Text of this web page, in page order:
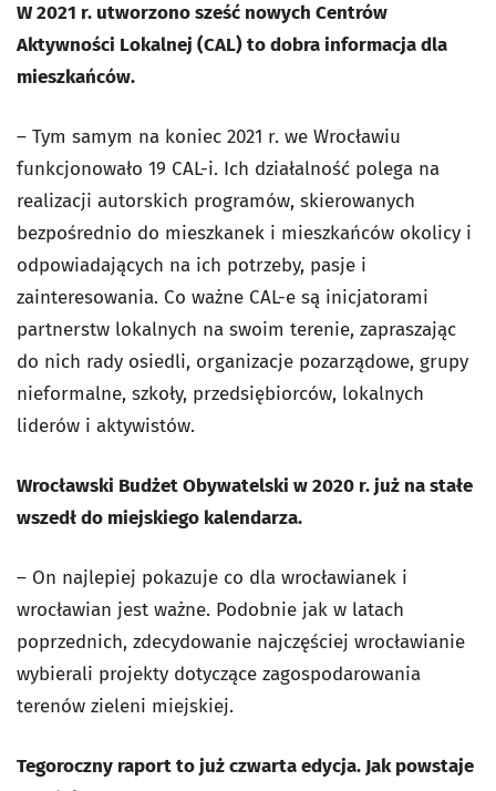
W 2021 r. utworzono sześć nowych Centrów
Aktywności Lokalnej (CAL) to dobra informacja dla
mieszkańców.
– Tym samym na koniec 2021 r. we Wrocławiu
funkcjonowało 19 CAL-i. Ich działalność polega na
realizacji autorskich programów, skierowanych
bezpośrednio do mieszkanek i mieszkańców okolicy i
odpowiadających na ich potrzeby, pasje i
zainteresowania. Co ważne CAL-e są inicjatorami
partnerstw lokalnych na swoim terenie, zapraszając
do nich rady osiedli, organizacje pozarządowe, grupy
nieformalne, szkoły, przedsiębiorców, lokalnych
liderów i aktywistów.
Wrocławski Budżet Obywatelski w 2020 r. już na stałe
wszedł do miejskiego kalendarza.
– On najlepiej pokazuje co dla wrocławianek i
wrocławian jest ważne. Podobnie jak w latach
poprzednich, zdecydowanie najczęściej wrocławianie
wybierali projekty dotyczące zagospodarowania
terenów zieleni miejskiej.
Tegoroczny raport to już czwarta edycja. Jak powstaje